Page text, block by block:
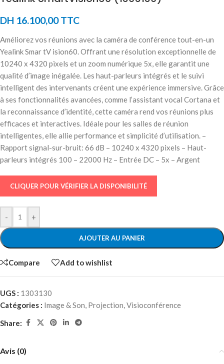
DH 16.100,00TTC
Améliorez vos réunions avec la caméra de conférence tout-en-un
Yealink Smar tV ision60. Offrant une résolution exceptionnelle de
10240 x 4320 pixels et un zoom numérique 5x, elle garantit une
qualité d’image inégalée. Les haut-parleurs intégrés et le suivi
intelligent des intervenants créent une expérience immersive. Grâce
à ses fonctionnalités avancées, comme l’assistant vocal Cortana et
la reconnaissance d’identité, cette caméra rend vos réunions plus
efficaces et interactives. Idéale pour les salles de réunion
intelligentes, elle allie performance et simplicité d’utilisation. –
Rapport signal-sur-bruit: 66 dB – 10240 x 4320 pixels – Haut-
parleurs intégrés 100 – 22000 Hz – Entrée DC – 5x – Argent
CLIQUER POUR VÉRIFIER LA DISPONIBILITÉ
- +
AJOUTER AU PANIER
Compare Add to wishlist
UGS : 1303130
Catégories : Image & Son, Projection,Visioconférence
Share:
Avis (0)